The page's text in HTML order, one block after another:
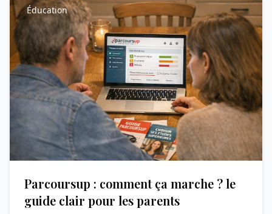
Éducation
Parcoursup : comment ça marche ? le
guide clair pour les parents